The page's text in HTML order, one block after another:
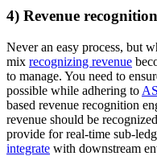
4) Revenue recognition
Never an easy process, but
mix recognizing revenue
to manage. You need to
possible while adhering to
based revenue recognition
revenue should be
provide for real-time sub-
integrate with downstream